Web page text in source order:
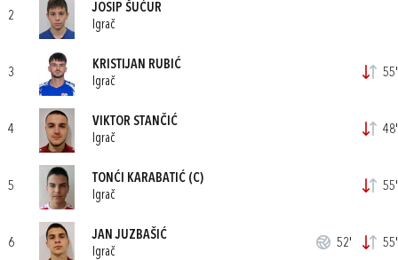
2
JOSIP ŠUĆUR
Igrač
3
KRISTIJAN RUBIĆ
Igrač
55'
4
VIKTOR STANČIĆ
Igrač
48'
5
TONĆI KARABATIĆ (C)
Igrač
55'
6
JAN JUZBAŠIĆ
Igrač
52' 55'